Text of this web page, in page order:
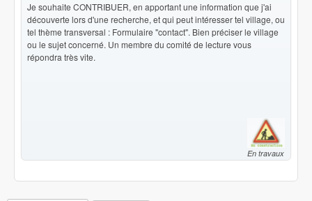
Je souhaite CONTRIBUER, en apportant une information que j'ai
découverte lors d'une recherche, et qui peut intéresser tel village, ou
tel thème transversal : Formulaire "contact". Bien préciser le village
ou le sujet concerné. Un membre du comité de lecture vous
répondra très vite.
En travaux